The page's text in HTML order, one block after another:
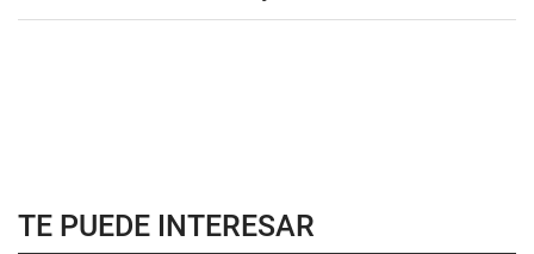
TE PUEDE INTERESAR